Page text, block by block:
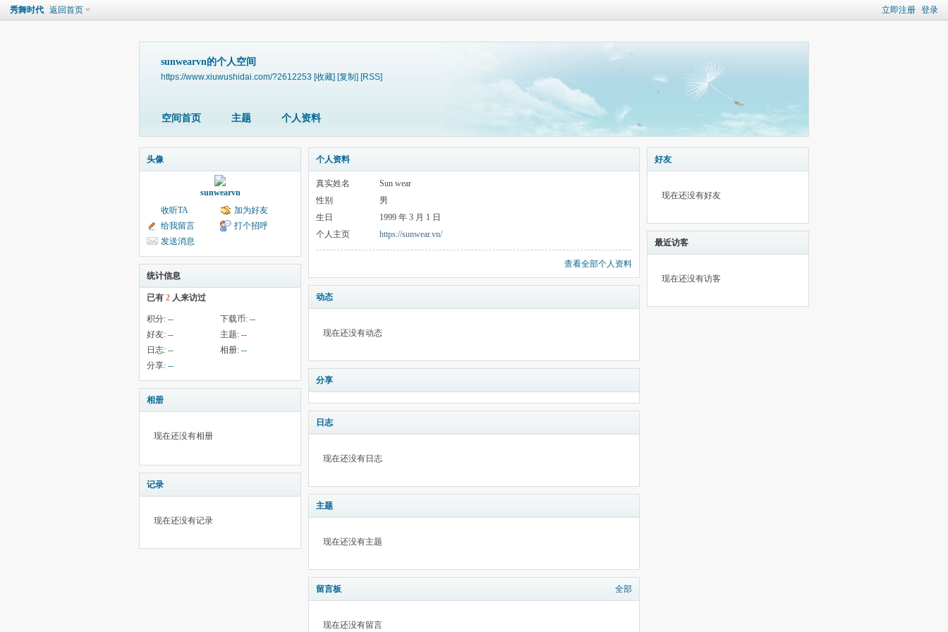
立即注册 登录
秀舞时代 返回首页
sunwearvn的个人空间
https://www.xiuwushidai.com/?2612253 [收藏] [复制] [RSS]
空间首页 主题 个人资料
头像
sunwearvn
收听TA
加为好友
给我留言
打个招呼
发送消息
统计信息
已有 2 人来访过
积分: -- 下载币: --
好友: -- 主题: --
日志: -- 相册: --
分享: --
相册
现在还没有相册
记录
现在还没有记录
个人资料
真实姓名
Sun wear
性别
男
生日
1999 年 3 月 1 日
个人主页
https://sunwear.vn/
查看全部个人资料
动态
现在还没有动态
分享
日志
现在还没有日志
主题
现在还没有主题
留言板 全部
现在还没有留言
好友
现在还没有好友
最近访客
现在还没有访客